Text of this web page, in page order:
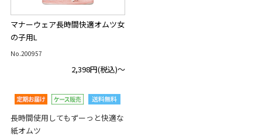
マナーウェア長時間快適オムツ女
の子用L
No.200957
2,398円(税込)～
長時間使用してもずーっと快適な
紙オムツ